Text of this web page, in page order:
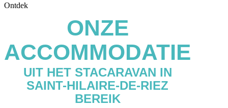
Ontdek
ONZE
ACCOMMODATIE
UIT HET STACARAVAN IN
SAINT-HILAIRE-DE-RIEZ
BEREIK